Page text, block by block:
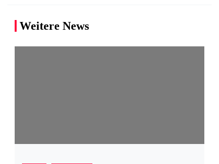
Weitere News